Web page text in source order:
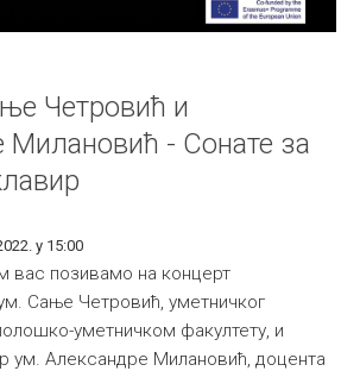
Четровић и
Милановић - Сонате за
у 15:00
вас позивамо на концерт
Сање Четровић, уметничког
уметничком факултету, и
ум. Александре Милановић, доцента